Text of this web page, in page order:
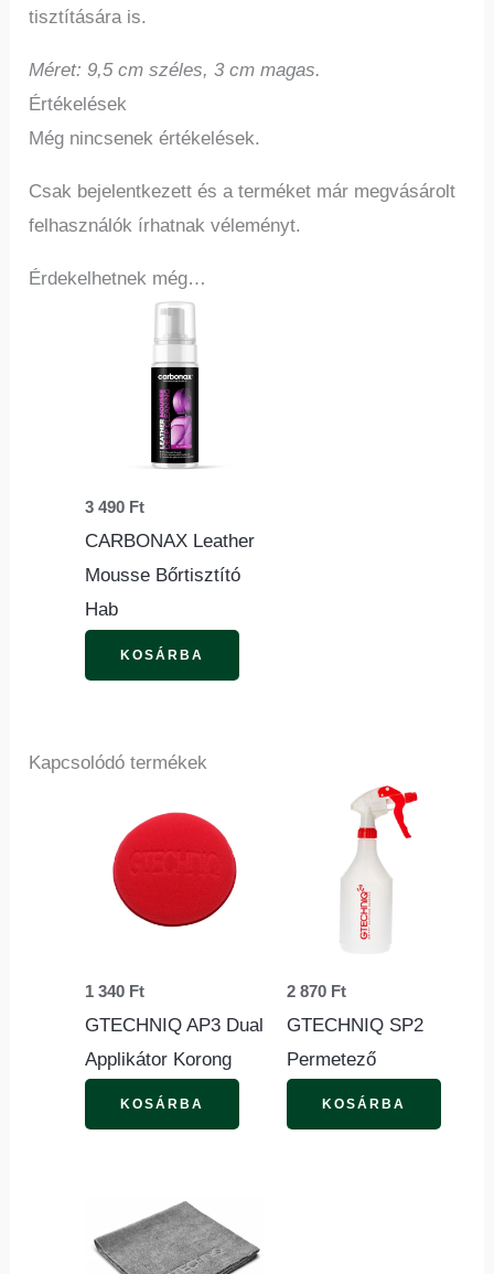
tisztítására is.
Méret: 9,5 cm széles, 3 cm magas.
Értékelések
Még nincsenek értékelések.
Csak bejelentkezett és a terméket már megvásárolt
felhasználók írhatnak véleményt.
Érdekelhetnek még…
3 490 Ft
CARBONAX Leather
Mousse Bőrtisztító
Hab
KOSÁRBA
Kapcsolódó termékek
1 340 Ft
GTECHNIQ AP3 Dual
Applikátor Korong
KOSÁRBA
2 870 Ft
GTECHNIQ SP2
Permetező
KOSÁRBA